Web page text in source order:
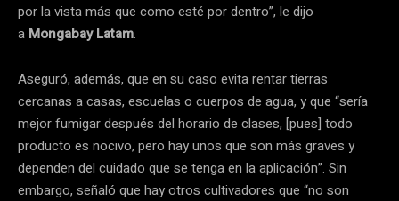
por la vista más que como esté por dentro”, le dijo
a Mongabay Latam.
Aseguró, además, que en su caso evita rentar tierras
cercanas a casas, escuelas o cuerpos de agua, y que “sería
mejor fumigar después del horario de clases, [pues] todo
producto es nocivo, pero hay unos que son más graves y
dependen del cuidado que se tenga en la aplicación”. Sin
embargo, señaló que hay otros cultivadores que “no son